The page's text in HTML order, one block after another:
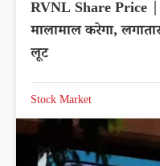
RVNL Share Price |
मालामाल करेगा,
लूट
Stock Market